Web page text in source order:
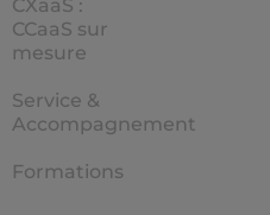
CXaaS :
CCaaS sur
mesure
Service &
Accompagnement
Formations